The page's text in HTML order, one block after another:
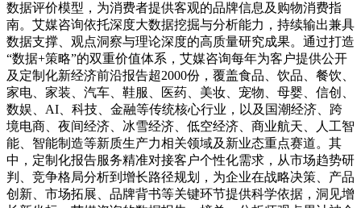
数据评价模型，为消费者提供客观的品牌信息及购物消费指
南。艾媒咨询依托深度大数据挖掘与分析能力，持续输出兼具
数据支撑、观点洞察与理论深度的高质量研究成果。通过打造
“数据+策略”的双重价值体系，艾媒咨询每年为客户提供公开
及定制化新经济前沿报告超2000份，覆盖食品、饮品、餐饮、
家电、家装、汽车、鞋服、医药、美妆、宠物、母婴、信创、
数娱、AI、科技、金融等传统核心行业，以及国潮经济、跨
境电商、夜间经济、冰雪经济、低空经济、商业航天、人工智
能、智能制造等新质生产力相关领域及新业态重点赛道。其
中，定制化报告服务精准对接客户个性化需求，从市场趋势研
判、竞争格局分析到增长路径规划，为企业在战略决策、产品
创新、市场拓展、品牌背书等关键环节提供科学依据，洞见增